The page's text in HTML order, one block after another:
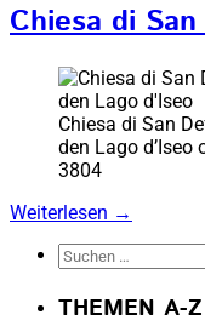
Chiesa di
Chiesa di San
den Lago
3804
Weiterlesen →
Suchen
THEMEN A-Z